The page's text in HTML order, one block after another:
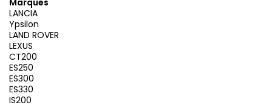
Marques
LANCIA
Ypsilon
LAND ROVER
LEXUS
CT200
ES250
ES300
ES330
IS200